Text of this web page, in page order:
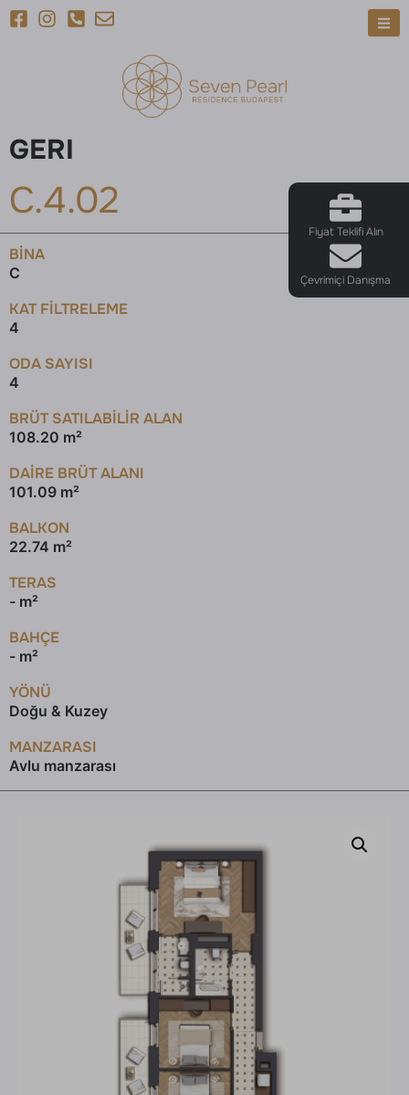
Fiyat Teklifi Alın
Çevrimiçi Danışma
GERI
C.4.02
BINA
C
KAT FILTRELEME
4
ODA SAYISI
4
BRÜT SATILABILIR ALAN
108.20 m²
DAİRE BRÜT ALANI
101.09 m²
BALKON
22.74 m²
TERAS
- m²
BAHÇE
- m²
YÖNÜ
Doğu & Kuzey
MANZARASI
Avlu manzarası